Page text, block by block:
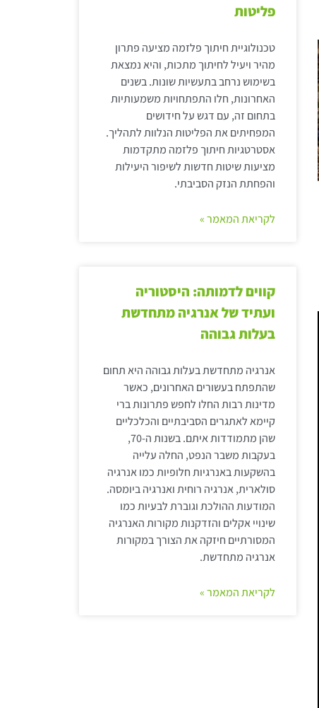
פליטות
טכנולוגיית חיתוך פלזמה מציעה פתרון
מהיר ויעיל לחיתוך מתכות, והיא נמצאת
בשימוש נרחב בתעשיות שונות. בשנים
האחרונות, חלו התפתחויות משמעותיות
בתחום זה, עם דגש על חידושים
המפחיתים את הפליטות הנלוות לתהליך.
אסטרטגיות חיתוך פלזמה מתקדמות
מציעות שיטות חדשות לשיפור היעילות
והפחתת הנזק הסביבתי.
לקריאת המאמר »
קווים לדמותה: היסטוריה
ועתיד של אנרגיה מתחדשת
בעלות גבוהה
אנרגיה מתחדשת בעלות גבוהה היא תחום
שהתפתח בעשורים האחרונים, כאשר
מדינות רבות החלו לחפש פתרונות ברי
קיימא לאתגרים הסביבתיים והכלכליים
שהן מתמודדות איתם. בשנות ה-70,
בעקבות משבר הנפט, החלה עלייה
בהשקעות באנרגיות חלופיות כמו אנרגיה
סולארית, אנרגיה רוחית ואנרגיה ביומסה.
המודעות ההולכת וגוברת לבעיות כמו
שינויי אקלים והזדקנות מקורות האנרגיה
המסורתיים חיזקה את הצורך במקורות
אנרגיה מתחדשת.
לקריאת המאמר »